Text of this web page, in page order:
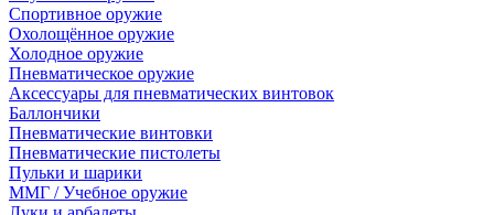
Спортивное оружие
Охолощённое оружие
Холодное оружие
Пневматическое оружие
Аксессуары для пневматических винтовок
Баллончики
Пневматические винтовки
Пневматические пистолеты
Пульки и шарики
ММГ / Учебное оружие